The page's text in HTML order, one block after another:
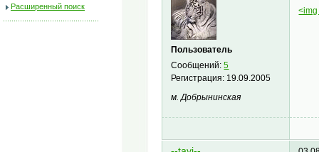
Расширенный поиск
Пользователь
Сообщений:5
Регистрация: 19.09.2005
м. Добрынинская